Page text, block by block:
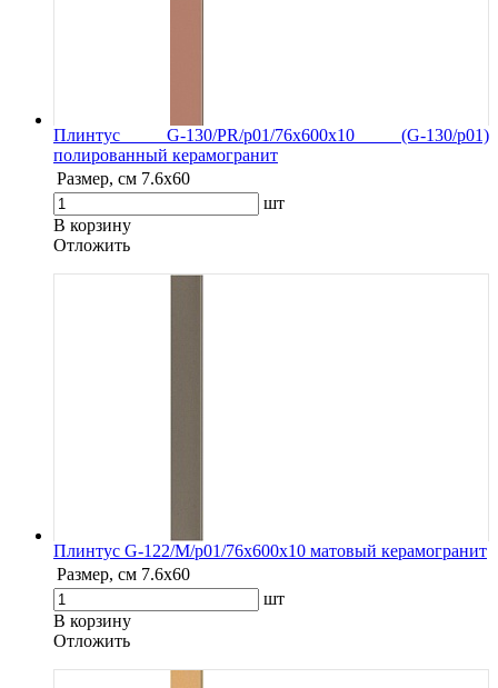
Плинтус G-130/PR/p01/76x600x10 (G-130/p01)
полированный керамогранит
Размер, см 7.6х60
шт
В корзину
Oтложить
Плинтус G-122/М/p01/76x600x10 матовый керамогранит
Размер, см 7.6х60
шт
В корзину
Oтложить